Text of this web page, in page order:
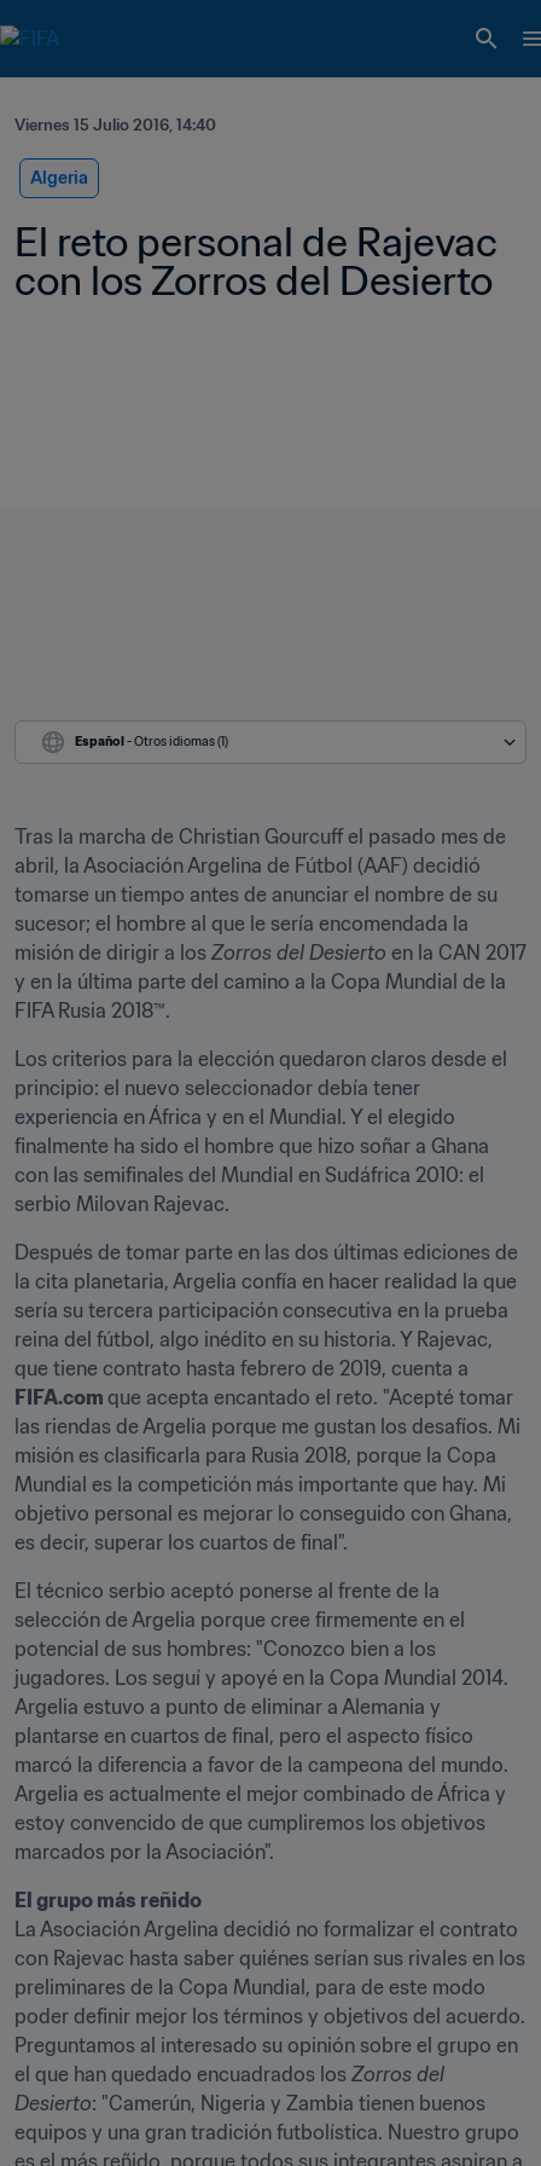
Viernes 15 Julio 2016, 14:40
Algeria
El reto personal de Rajevac
Español - Otros idiomas (1)
Tras la marcha de Christian Gourcuff el pasado mes de
abril, la Asociación Argelina de Fútbol (AAF) decidió
tomarse un tiempo antes de anunciar el nombre de su
sucesor; el hombre al que le sería encomendada la
misión de dirigir a los Zorros del Desierto en la CAN 2017
y en la última parte del camino a la Copa Mundial de la
FIFA Rusia 2018™.
Los criterios para la elección quedaron claros desde el
principio: el nuevo seleccionador debía tener
experiencia en África y en el Mundial. Y el elegido
finalmente ha sido el hombre que hizo soñar a Ghana
con las semifinales del Mundial en Sudáfrica 2010: el
serbio Milovan Rajevac.
Después de tomar parte en las dos últimas ediciones de
la cita planetaria, Argelia confía en hacer realidad la que
sería su tercera participación consecutiva en la prueba
reina del fútbol, algo inédito en su historia. Y Rajevac,
FIFA.com que acepta encantado el reto. "Acepté tomar
las riendas de Argelia porque me gustan los desafíos. Mi
misión es clasificarla para Rusia 2018, porque la Copa
Mundial es la competición más importante que hay. Mi
objetivo personal es mejorar lo conseguido con Ghana,
es decir, superar los cuartos de final".
El técnico serbio aceptó ponerse al frente de la
selección de Argelia porque cree firmemente en el
potencial de sus hombres: "Conozco bien a los
jugadores. Los seguí y apoyé en la Copa Mundial 2014.
Argelia estuvo a punto de eliminar a Alemania y
plantarse en cuartos de final, pero el aspecto físico
marcó la diferencia a favor de la campeona del mundo.
Argelia es actualmente el mejor combinado de África y
estoy convencido de que cumpliremos los objetivos
marcados por la Asociación".
El grupo más reñido
La Asociación Argelina decidió no formalizar el contrato
con Rajevac hasta saber quiénes serían sus rivales en los
preliminares de la Copa Mundial, para de este modo
poder definir mejor los términos y objetivos del acuerdo.
Preguntamos al interesado su opinión sobre el grupo en
el que han quedado encuadrados los Zorros del
Desierto: "Camerún, Nigeria y Zambia tienen buenos
equipos y una gran tradición futbolística. Nuestro grupo
es el más reñido, porque todos sus integrantes aspiran a